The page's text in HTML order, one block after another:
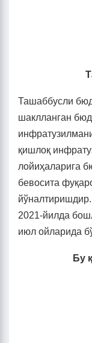
Ташаббусли
шаклланган
қишлоқ
лойиҳаларига
бевосита
2021-йилда
июл ойларида
Бу